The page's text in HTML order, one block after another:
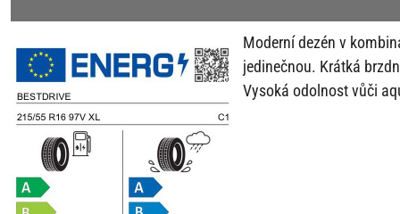
Moderní dezén v
jedinečnou. Krátká
Vysoká odolnost vůči